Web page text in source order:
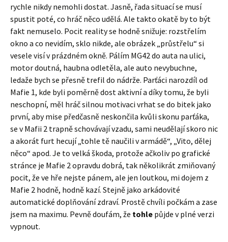
rychle nikdy nemohli dostat. Jasně, řada situací se musí
spustit poté, co hráč něco udělá. Ale takto okatě by to být
fakt nemuselo. Pocit reality se hodně snižuje: rozstřelím
okno a co nevidím, sklo nikde, ale obrázek „průstřelu“ si
vesele visí v prázdném okně. Pálím MG42 do auta na ulici,
motor doutná, haubna odletěla, ale auto nevybuchne,
ledaže bych se přesně trefil do nádrže. Parťáci narozdíl od
Mafie 1, kde byli poměrně dost aktivní a díky tomu, že byli
neschopní, měl hráč silnou motivaci vrhat se do bitek jako
první, aby mise předčasně neskončila kvůli skonu parťáka,
se v Mafii 2 trapně schovávají vzadu, sami neudělají skoro nic
a akorát furt hecují „tohle tě naučili v armádě“, „Vito, dělej
něco“ apod. Je to velká škoda, protože ačkoliv po grafické
stránce je Mafie 2 opravdu dobrá, tak několikrát zmiňovaný
pocit, že ve hře nejste pánem, ale jen loutkou, mi dojem z
Mafie 2 hodně, hodně kazí. Stejně jako arkádovité
automatické doplňování zdraví. Prostě chvíli počkám a zase
jsem na maximu. Pevně doufám, že tohle půjde v plné verzi
vypnout.